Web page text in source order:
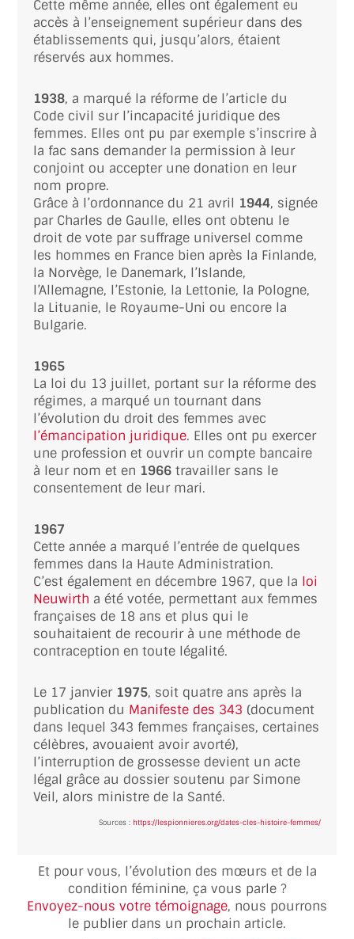
Cette même année, elles ont également eu
accès à l’enseignement supérieur dans des
établissements qui, jusqu’alors, étaient
réservés aux hommes.
1938, a marqué la réforme de l’article du
Code civil sur l’incapacité juridique des
femmes. Elles ont pu par exemple s’inscrire à
la fac sans demander la permission à leur
conjoint ou accepter une donation en leur
nom propre.
Grâce à l’ordonnance du 21 avril 1944, signée
par Charles de Gaulle, elles ont obtenu le
droit de vote par suffrage universel comme
les hommes en France bien après la Finlande,
la Norvège, le Danemark, l’Islande,
l’Allemagne, l’Estonie, la Lettonie, la Pologne,
la Lituanie, le Royaume-Uni ou encore la
Bulgarie.
1965
La loi du 13 juillet, portant sur la réforme des
régimes, a marqué un tournant dans
l’évolution du droit des femmes avec
l’émancipation juridique. Elles ont pu exercer
une profession et ouvrir un compte bancaire
à leur nom et en 1966 travailler sans le
consentement de leur mari.
1967
Cette année a marqué l’entrée de quelques
femmes dans la Haute Administration.
C’est également en décembre 1967, que la loi
Neuwirth a été votée, permettant aux femmes
françaises de 18 ans et plus qui le
souhaitaient de recourir à une méthode de
contraception en toute légalité.
Le 17 janvier 1975, soit quatre ans après la
publication du Manifeste des 343 (document
dans lequel 343 femmes françaises, certaines
célèbres, avouaient avoir avorté),
l’interruption de grossesse devient un acte
légal grâce au dossier soutenu par Simone
Veil, alors ministre de la Santé.
Sources : https://lespionnieres.org/dates-cles-histoire-femmes/
Et pour vous, l’évolution des mœurs et de la
condition féminine, ça vous parle ?
Envoyez-nous votre témoignage, nous pourrons
le publier dans un prochain article.